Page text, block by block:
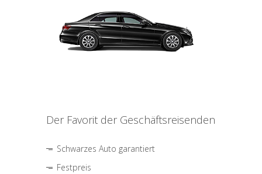
Der Favorit der Geschäftsreisenden
Schwarzes Auto garantiert
Festpreis